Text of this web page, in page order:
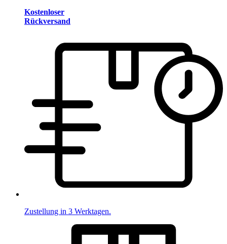
Kostenloser
Rückversand
Zustellung in 3 Werktagen.